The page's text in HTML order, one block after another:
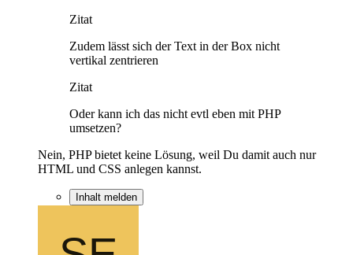
Zitat
Zudem lässt sich der Text in der Box nicht
vertikal zentrieren
Zitat
Oder kann ich das nicht evtl eben mit PHP
umsetzen?
Nein, PHP bietet keine Lösung, weil Du damit auch nur
HTML und CSS anlegen kannst.
Inhalt melden